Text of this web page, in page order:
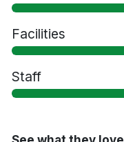
Facilities
Staff